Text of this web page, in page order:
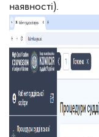
наявності).